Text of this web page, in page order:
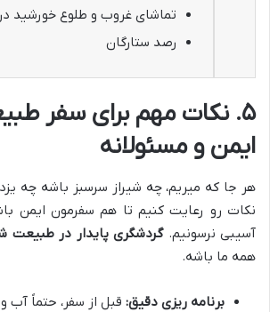
تماشای غروب و طلوع خورشید در
رصد ستارگان
۵. نکات مهم برای سفر
ایمن و مسئولانه
هر جا که میریم، چه شیراز سرسبز باشه چه
نکات رو رعایت کنیم تا هم سفرمون ایمن
آسیبی نرسونیم.گردشگری پایدار در طبیعت
همه ما باشه.
برنامه ریزی دقیق: قبل از سفر، حتماً آب